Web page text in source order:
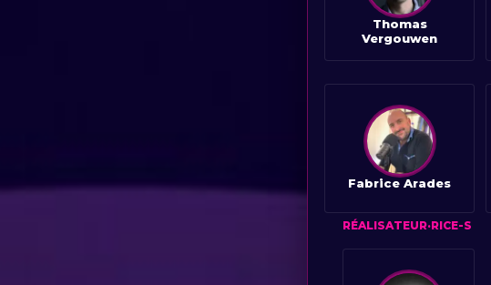
Thomas
Vergouwen
Fabrice Arades
RÉALISATEUR·RICE-S